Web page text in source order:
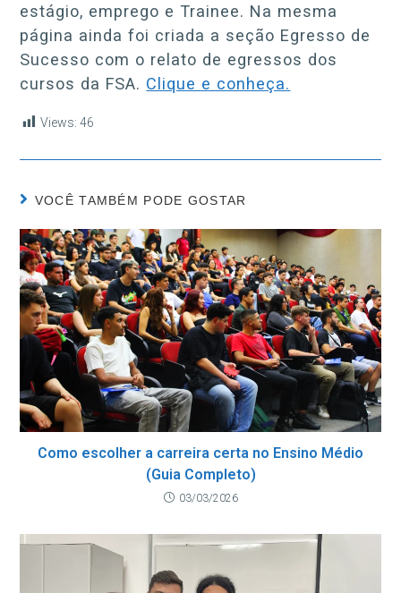
estágio, emprego e Trainee. Na mesma
página ainda foi criada a seção Egresso de
Sucesso com o relato de egressos dos
cursos da FSA. Clique e conheça.
Views: 46
VOCÊ TAMBÉM PODE GOSTAR
Como escolher a carreira certa no Ensino Médio
(Guia Completo)
03/03/2026